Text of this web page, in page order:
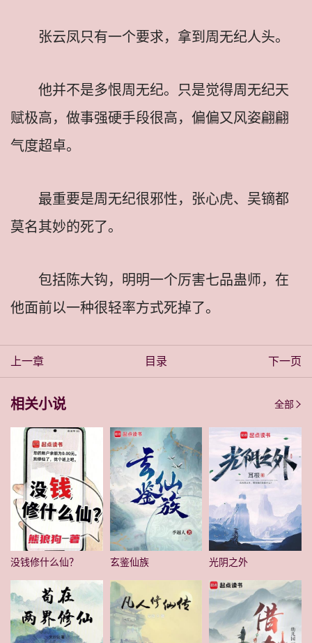
张云凤只有一个要求，拿到周无纪人头。
他并不是多恨周无纪。只是觉得周无纪天
赋极高，做事强硬手段很高，偏偏又风姿翩翩
气度超卓。
最重要是周无纪很邪性，张心虎、吴镝都
莫名其妙的死了。
包括陈大钩，明明一个厉害七品蛊师，在
他面前以一种很轻率方式死掉了。
上一章 目录 下一页
相关小说 全部
没钱修什么仙？ 玄鉴仙族 光阴之外